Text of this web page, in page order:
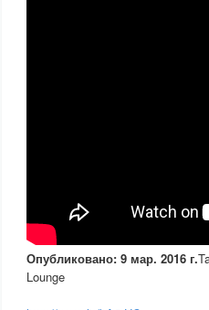
Опубликовано: 9 мар. 2016 г.
Lounge